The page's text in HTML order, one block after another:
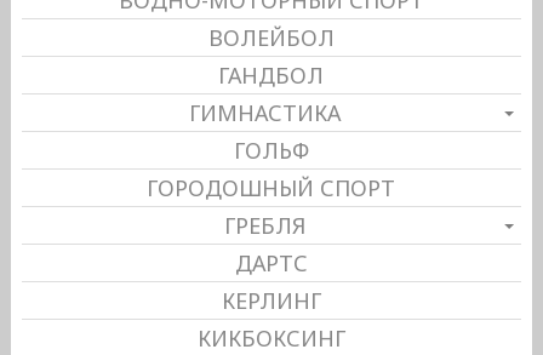
ВОЛЕЙБОЛ
ГАНДБОЛ
ГИМНАСТИКА
ГОЛЬФ
ГОРОДОШНЫЙ СПОРТ
ГРЕБЛЯ
ДАРТС
КЕРЛИНГ
КИКБОКСИНГ